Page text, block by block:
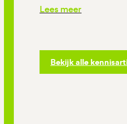
Lees meer
Bekijk alle